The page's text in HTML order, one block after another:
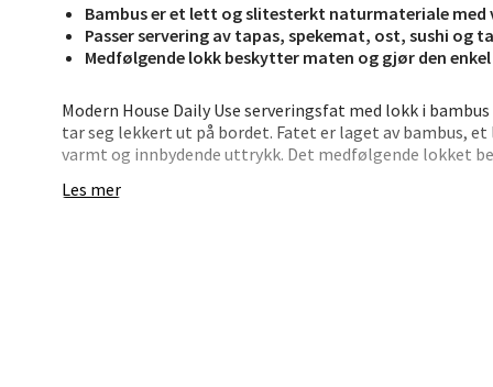
Bambus er et lett og slitesterkt naturmateriale
Passer servering av tapas, spekemat, ost, sushi og
Medfølgende lokk beskytter maten og gjør den
Modern House Daily Use serveringsfat med lokk i
tar seg lekkert ut på bordet. Fatet er laget av bambus,
varmt og innbydende uttrykk. Det medfølgende lokket
Les mer
Åpent i
3 i